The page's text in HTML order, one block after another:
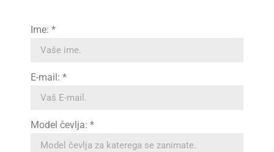
Ime: *
E-mail: *
Model čevlja: *